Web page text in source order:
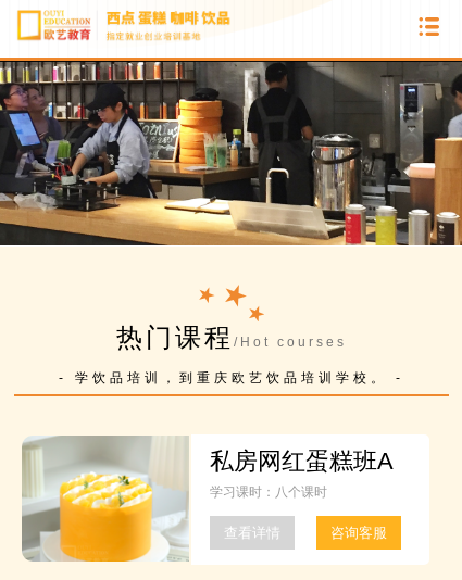
热门课程 /Hot courses
- 学饮品培训，到重庆欧艺饮品培训学校。 -
私房网红蛋糕班A
学习课时：八个课时
查看详情 咨询客服